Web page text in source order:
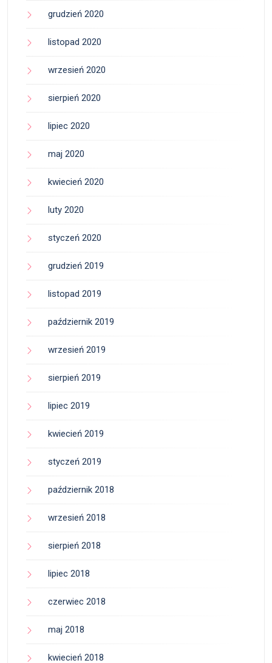
grudzień 2020
listopad 2020
wrzesień 2020
sierpień 2020
lipiec 2020
maj 2020
kwiecień 2020
luty 2020
styczeń 2020
grudzień 2019
listopad 2019
październik 2019
wrzesień 2019
sierpień 2019
lipiec 2019
kwiecień 2019
styczeń 2019
październik 2018
wrzesień 2018
sierpień 2018
lipiec 2018
czerwiec 2018
maj 2018
kwiecień 2018